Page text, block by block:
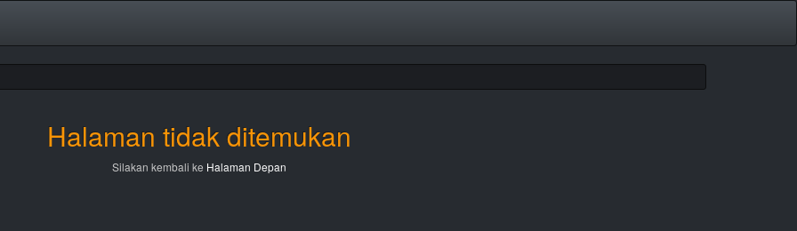
Halaman tidak ditemukan
Silakan kembali ke Halaman Depan